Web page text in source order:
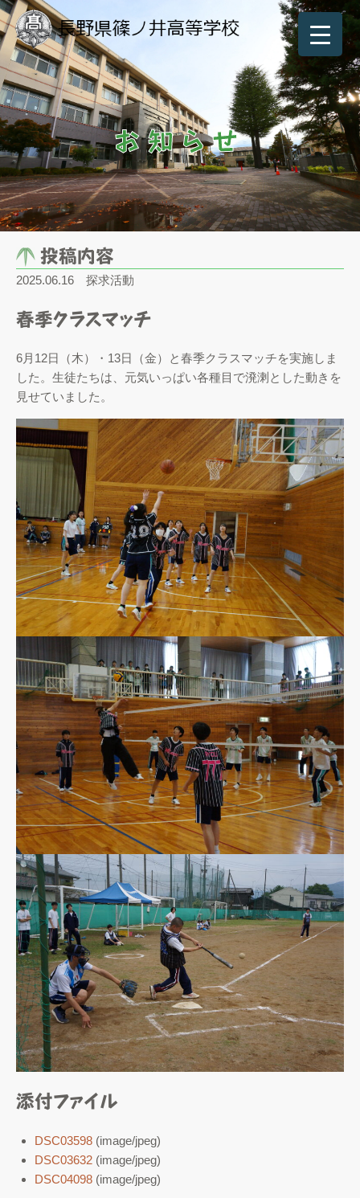
お知らせ
投稿内容
2025.06.16 探求活動
春季クラスマッチ
6月12日（木）・13日（金）と春季クラスマッチを実施しま
した。生徒たちは、元気いっぱい各種目で溌溂とした動きを
見せていました。
添付ファイル
DSC03598 (image/jpeg)
DSC03632 (image/jpeg)
DSC04098 (image/jpeg)